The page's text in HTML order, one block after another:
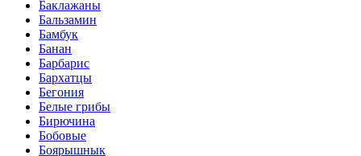
Баклажаны
Бальзамин
Бамбук
Банан
Барбарис
Бархатцы
Бегония
Белые грибы
Бирючина
Бобовые
Боярышнык